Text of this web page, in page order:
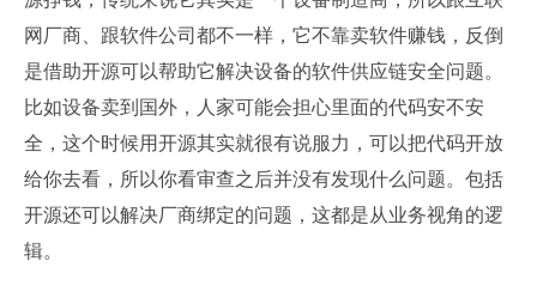
网厂商、跟软件公司都不一样，它不靠卖软件赚钱，反倒
是借助开源可以帮助它解决设备的软件供应链安全问题。
比如设备卖到国外，人家可能会担心里面的代码安不安
全，这个时候用开源其实就很有说服力，可以把代码开放
给你去看，所以你看审查之后并没有发现什么问题。包括
开源还可以解决厂商绑定的问题，这都是从业务视角的逻
辑。